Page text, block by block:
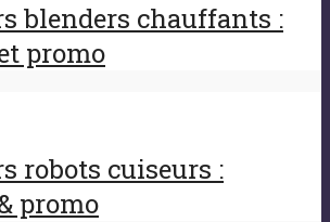
blenders chauffants :
promo
robots cuiseurs :
promo